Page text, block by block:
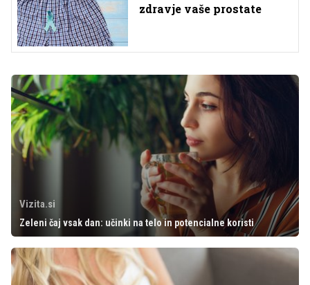
zdravje vaše prostate
Vizita.si
Zeleni čaj vsak dan: učinki na telo in potencialne koristi